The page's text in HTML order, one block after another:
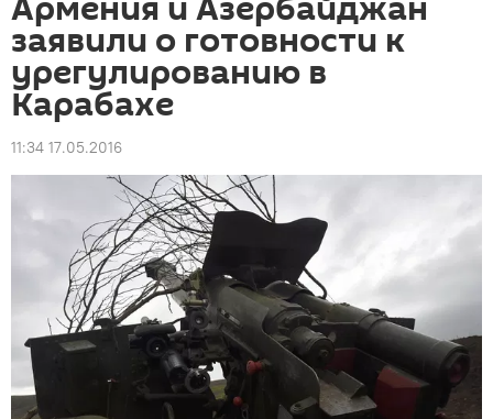
заявили о готовности к
урегулированию в
Карабахе
11:34 17.05.2016